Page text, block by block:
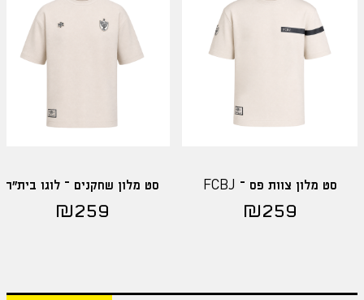
סט מלון צוות פס – FCBJ
₪259
סט מלון שחקנים – לוגו בית"ר
₪259